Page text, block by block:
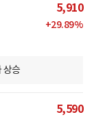
5,910
+29.89%
상승
5,590